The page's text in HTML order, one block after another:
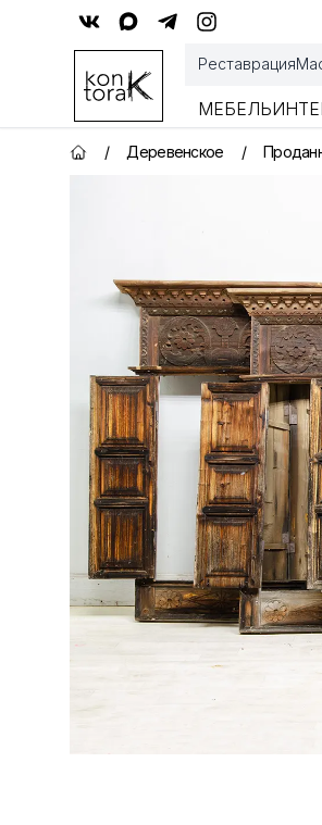
Реставрация
МЕБЕЛЬ
Главная страница
/ Деревенское /